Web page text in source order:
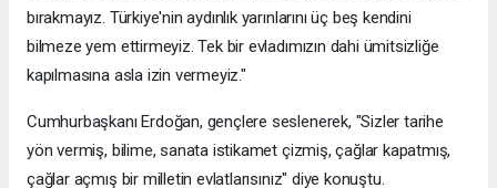
bırakmayız. Türkiye'nin aydınlık yarınlarını üç beş kendini
bilmeze yem ettirmeyiz. Tek bir evladımızın dahi ümitsizliğe
kapılmasına asla izin vermeyiz."
Cumhurbaşkanı Erdoğan, gençlere seslenerek, "Sizler tarihe
yön vermiş, bilime, sanata istikamet çizmiş, çağlar kapatmış,
çağlar açmış bir milletin evlatlarısınız" diye konuştu.